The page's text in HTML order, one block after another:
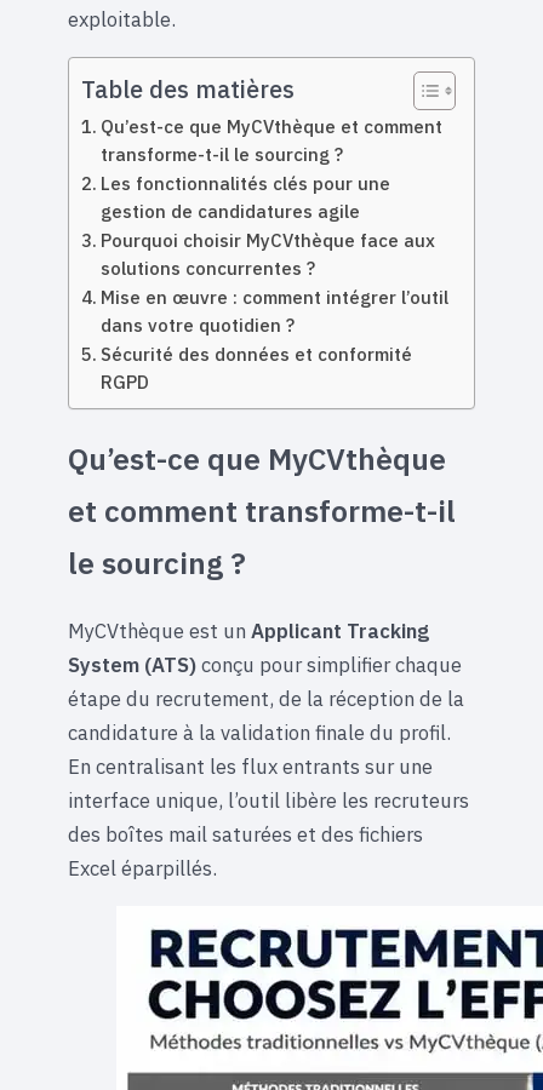
exploitable.
Table des matières
Qu’est-ce que MyCVthèque et comment
transforme-t-il le sourcing ?
Les fonctionnalités clés pour une
gestion de candidatures agile
Pourquoi choisir MyCVthèque face aux
solutions concurrentes ?
Mise en œuvre : comment intégrer l’outil
dans votre quotidien ?
Sécurité des données et conformité
RGPD
Qu’est-ce que MyCVthèque
et comment transforme-t-il
le sourcing ?
MyCVthèque est un Applicant Tracking
System (ATS)conçu pour simplifier chaque
étape du recrutement, de la réception de la
candidature à la validation finale du profil.
En centralisant les flux entrants sur une
interface unique, l’outil libère les recruteurs
des boîtes mail saturées et des fichiers
Excel éparpillés.